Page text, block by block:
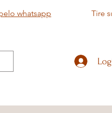
whatsapp
Tire